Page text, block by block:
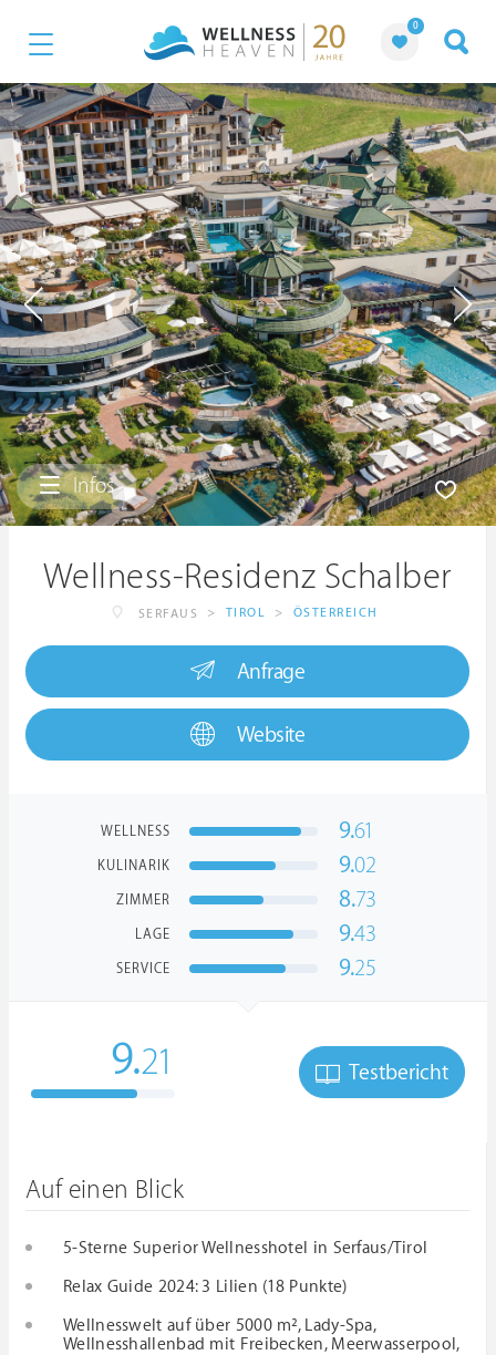
0
Infos
Wellness-Residenz Schalber
SERFAUS > TIROL > ÖSTERREICH
Anfrage
Website
WELLNESS 9.61
KULINARIK 9.02
ZIMMER 8.73
LAGE 9.43
SERVICE 9.25
9.21 Testbericht
Auf einen Blick
5-Sterne Superior Wellnesshotel in Serfaus/Tirol
Relax Guide 2024: 3 Lilien (18 Punkte)
Wellnesswelt auf über 5000 m², Lady-Spa,
Wellnesshallenbad mit Freibecken, Meerwasserpool,